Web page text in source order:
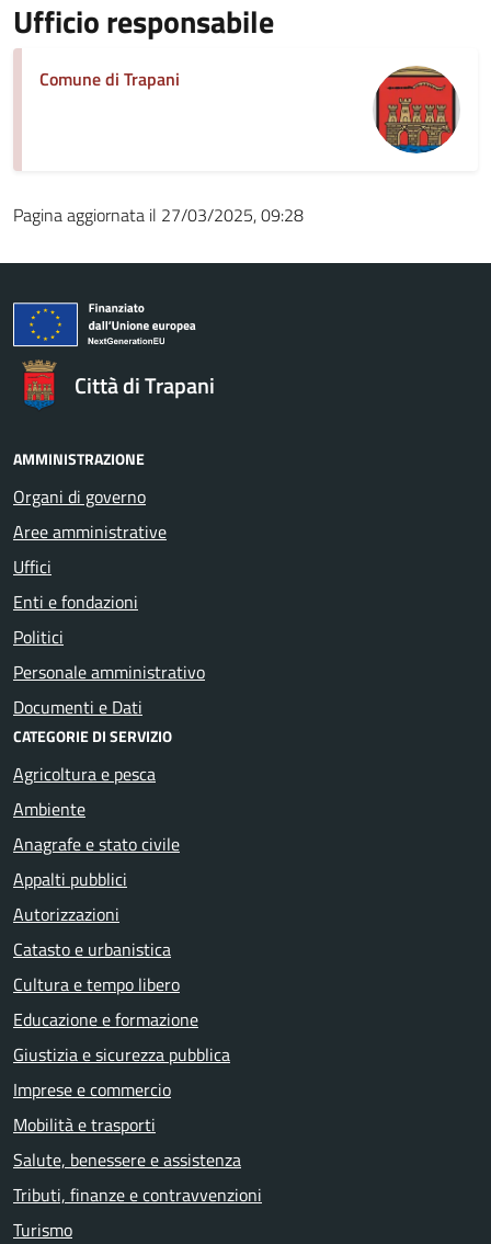
Ufficio responsabile
Comune di Trapani
Pagina aggiornata il 27/03/2025, 09:28
Città di Trapani
AMMINISTRAZIONE
Organi di governo
Aree amministrative
Uffici
Enti e fondazioni
Politici
Personale amministrativo
Documenti e Dati
CATEGORIE DI SERVIZIO
Agricoltura e pesca
Ambiente
Anagrafe e stato civile
Appalti pubblici
Autorizzazioni
Catasto e urbanistica
Cultura e tempo libero
Educazione e formazione
Giustizia e sicurezza pubblica
Imprese e commercio
Mobilità e trasporti
Salute, benessere e assistenza
Tributi, finanze e contravvenzioni
Turismo